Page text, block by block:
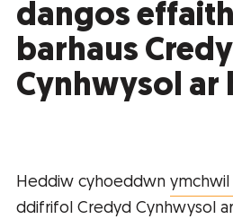
dangos
barhaus
Cynhwysol ar
Heddiw cyhoeddwn ymchwil
ddifrifol Credyd Cynhwysol